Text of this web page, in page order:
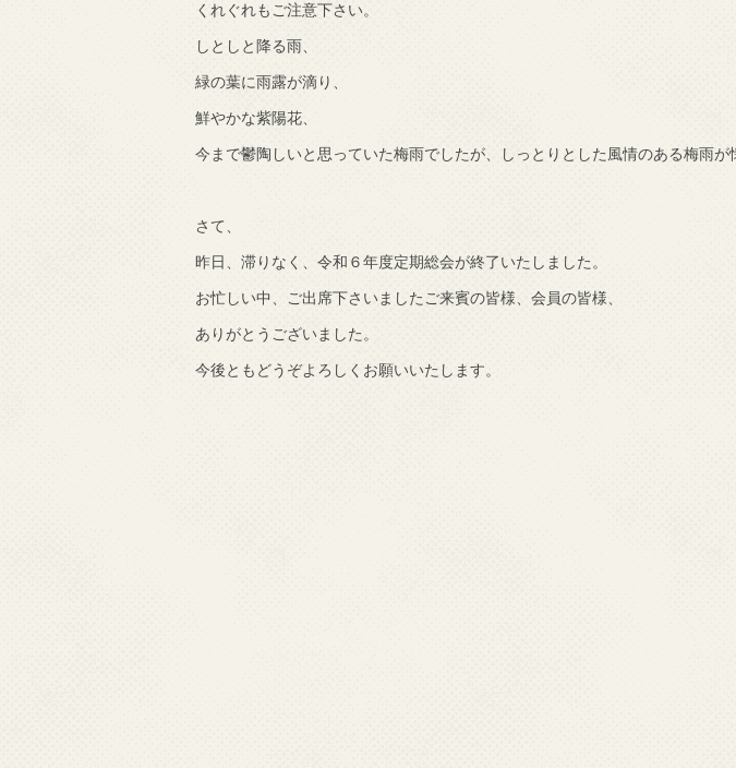
くれぐれもご注意下さい。
しとしと降る雨、
緑の葉に雨露が滴り、
鮮やかな紫陽花、
今まで鬱陶しいと思っていた梅雨でしたが、 しっとりとした風情のある梅雨が
さて、
昨日、滞りなく、令和６年度定期総会が終了いたしました。
お忙しい中、ご出席下さいましたご来賓の皆様、会員の皆様、
ありがとうございました。
今後ともどうぞよろしくお願いいたします。